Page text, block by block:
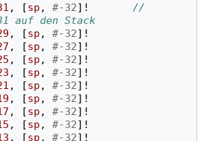
, [sp , #-32]!
//
auf den Stack
, [sp , #-32]!
, [sp , #-32]!
, [sp , #-32]!
, [sp , #-32]!
, [sp , #-32]!
, [sp , #-32]!
, [sp , #-32]!
, [sp , #-32]!
, [sp , #-32]!